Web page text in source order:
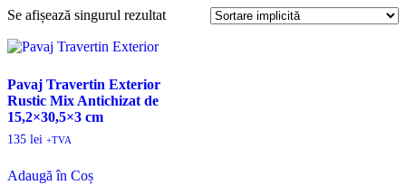
Se afișează singurul rezultat
Pavaj Travertin Exterior
Rustic Mix Antichizat de
15,2×30,5×3 cm
135 lei +TVA
Adaugă în Coș